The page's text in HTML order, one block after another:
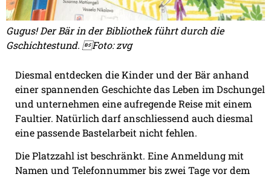
Gugus! Der Bär in der Bibliothek führt durch die
Gschichtestund. Foto: zvg
Diesmal entdecken die Kinder und der Bär anhand
einer spannenden Geschichte das Leben im Dschungel
und unternehmen eine aufregende Reise mit einem
Faultier. Natürlich darf anschliessend auch diesmal
eine passende Bastelarbeit nicht fehlen.
Die Platzzahl ist beschränkt. Eine Anmeldung mit
Namen und Telefonnummer bis zwei Tage vor dem